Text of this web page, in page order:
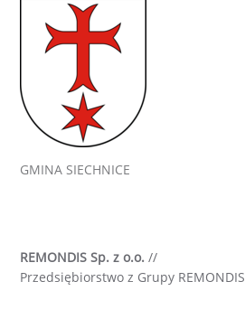
GMINA SIECHNICE
REMONDIS Sp. z o.o. //
Przedsiębiorstwo z Grupy REMONDIS